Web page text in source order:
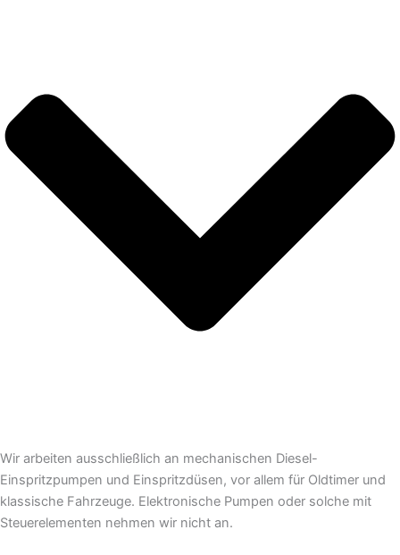
Wir arbeiten ausschließlich an mechanischen Diesel-
Einspritzpumpen und Einspritzdüsen, vor allem für Oldtimer und
klassische Fahrzeuge. Elektronische Pumpen oder solche mit
Steuerelementen nehmen wir nicht an.